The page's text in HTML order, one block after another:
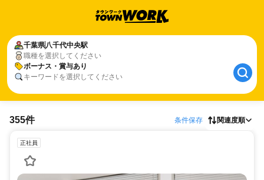
千葉県八千代中央駅
職種を選択してください
ボーナス・賞与あり
キーワードを選択してください
355件 条件保存 関連度順
正社員